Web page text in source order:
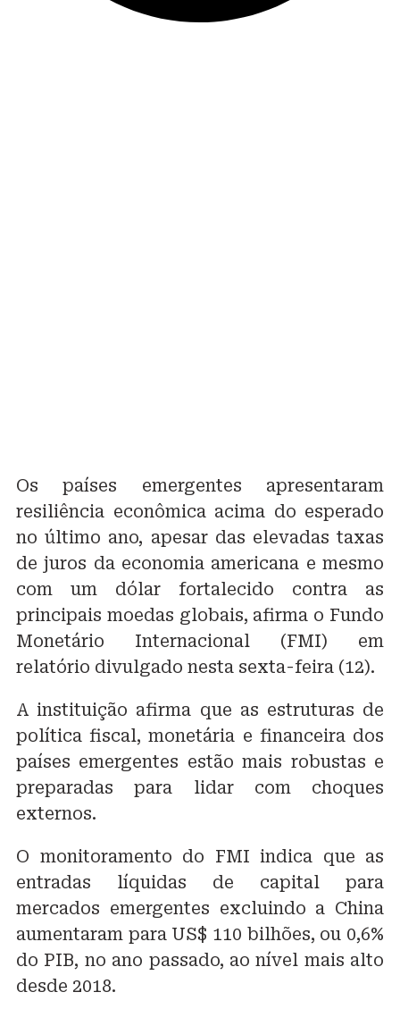
Os países emergentes apresentaram
resiliência econômica acima do esperado
no último ano, apesar das elevadas taxas
de juros da economia americana e mesmo
com um dólar fortalecido contra as
principais moedas globais, afirma o Fundo
Monetário Internacional (FMI) em
relatório divulgado nesta sexta-feira (12).
A instituição afirma que as estruturas de
política fiscal, monetária e financeira dos
países emergentes estão mais robustas e
preparadas para lidar com choques
externos.
O monitoramento do FMI indica que as
entradas líquidas de capital para
mercados emergentes excluindo a China
aumentaram para US$ 110 bilhões, ou 0,6%
do PIB, no ano passado, ao nível mais alto
desde 2018.